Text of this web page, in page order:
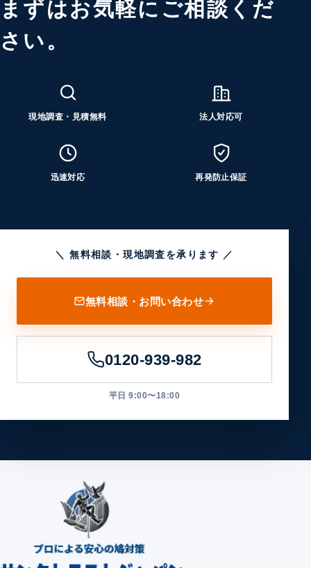
まずはお気軽にご相談くだ
さい。
現地調査・見積無料 法人対応可
迅速対応 再発防止保証
＼ 無料相談・現地調査を承ります ／
無料相談・お問い合わせ
0120-939-982
平日 9:00〜18:00